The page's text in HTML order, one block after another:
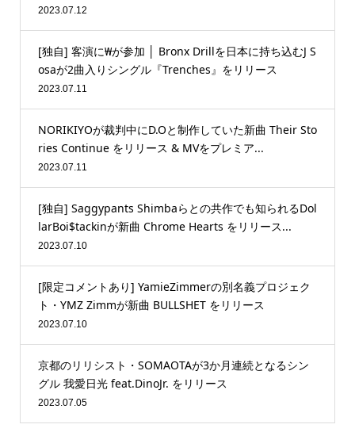
2023.07.12
[独自] 客演に₩が参加 │ Bronx Drillを日本に持ち込むJ S
osaが2曲入りシングル『Trenches』をリリース
2023.07.11
NORIKIYOが裁判中にD.Oと制作していた新曲 Their Sto
ries Continue をリリース & MVをプレミア...
2023.07.11
[独自] Saggypants Shimbaらとの共作でも知られるDol
larBoi$tackinが新曲 Chrome Hearts をリリース...
2023.07.10
[限定コメントあり] YamieZimmerの別名義プロジェク
ト・YMZ Zimmが新曲 BULLSHET をリリース
2023.07.10
京都のリリシスト・SOMAOTAが3か月連続となるシン
グル 我愛日光 feat.DinoJr. をリリース
2023.07.05